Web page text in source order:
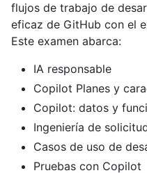
flujos de trabajo de
eficaz de GitHub con el
Este examen abarca:
IA responsable
Copilot Planes y
Copilot: datos y
Ingeniería de
Casos de uso de
Pruebas con Copilot